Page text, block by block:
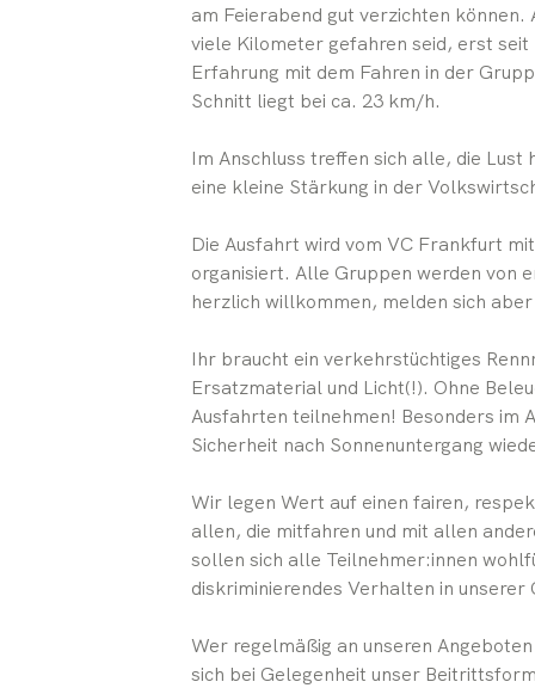
am Feierabend gut verzichten
viele Kilometer gefahren seid, erst
Erfahrung mit dem Fahren in der
Schnitt liegt bei ca. 23 km/h.
Im Anschluss treffen sich alle, die
eine kleine Stärkung in der
Die Ausfahrt wird vom VC Frankfurt
organisiert. Alle Gruppen werden von
herzlich willkommen, melden sich
Ihr braucht ein verkehrstüchtiges
Ersatzmaterial und Licht(!). Ohne
Ausfahrten teilnehmen! Besonders im
Sicherheit nach Sonnenuntergang
Wir legen Wert auf einen fairen,
allen, die mitfahren und mit allen
sollen sich alle Teilnehmer:innen
diskriminierendes Verhalten in unserer
Wer regelmäßig an unseren
sich bei Gelegenheit unser